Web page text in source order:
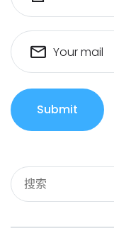
Your mail
Submit